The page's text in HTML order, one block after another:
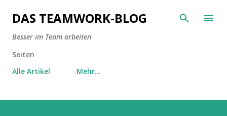
Direkt zum Hauptbereich
DAS TEAMWORK-BLOG
Besser im Team arbeiten
Seiten
Alle Artikel
Mehr…